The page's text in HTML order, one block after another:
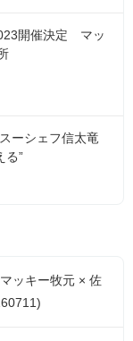
開催決定 マッ
ーシェフ信太竜
る”
ッキー牧元 × 佐